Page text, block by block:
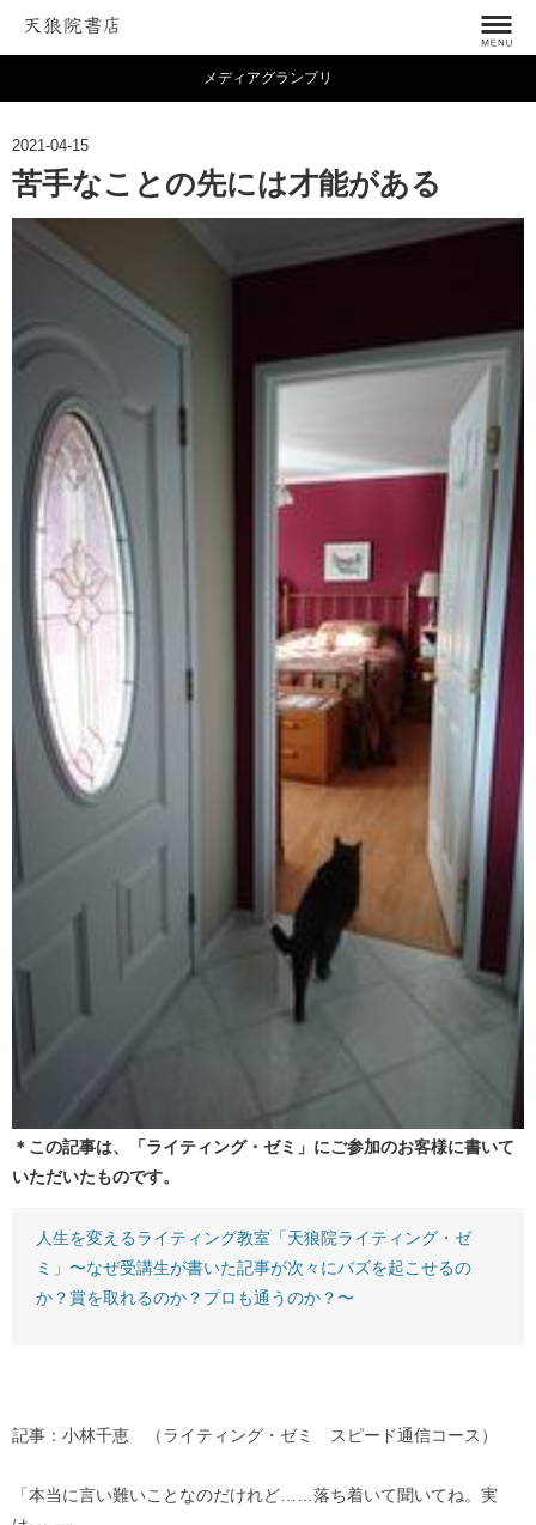
メディアグランプリ
2021-04-15
苦手なことの先には才能がある
＊この記事は、「ライティング・ゼミ」にご参加のお客様に書いて
いただいたものです。
人生を変えるライティング教室「天狼院ライティング・ゼ
ミ」〜なぜ受講生が書いた記事が次々にバズを起こせるの
か？賞を取れるのか？プロも通うのか？〜
記事：小林千恵 （ライティング・ゼミ スピード通信コース）
「本当に言い難いことなのだけれど……落ち着いて聞いてね。実